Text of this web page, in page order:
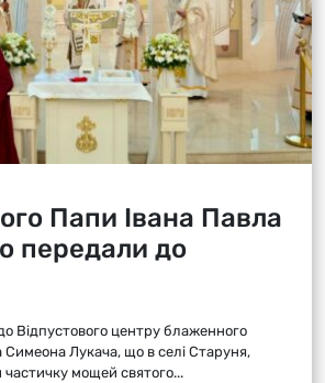
Папи Івана Павла
передали до
Відпустового центру блаженного
Лукача, що в селі Старуня,
мощей святого...